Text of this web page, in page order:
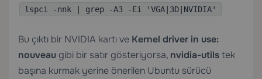
lspci -nnk | grep -A3 -Ei 'VGA|3D|NVIDIA'
Bu çıktı bir NVIDIA kartı ve Kernel driver in use:
nouveau gibi bir satır gösteriyorsa, nvidia-utilstek
başına kurmak yerine önerilen Ubuntu sürücü